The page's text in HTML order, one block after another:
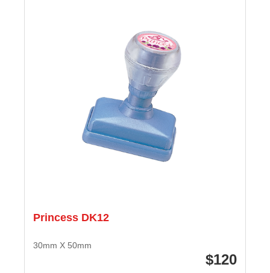
Princess DK12
30mm X 50mm
120